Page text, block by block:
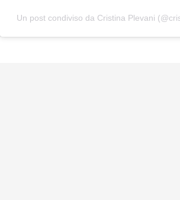
Un post condiviso da Cristina Plevani